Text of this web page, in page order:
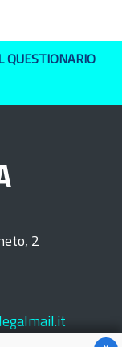
QUESTIONARIO
2